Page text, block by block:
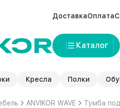
ДоставкаОплата
Каталог
Кресла Полки
ANVIKOR WAVE Тумба